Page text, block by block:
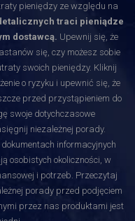
pieniędzy ze względu na
traci pieniądze
dostawcą. Upewnij się, że
się, czy możesz sobie
swoich pieniędzy. Kliknij
o ryzyku i upewnić się, że
przed przystąpieniem do
swoje dotychczasowe
niezależnej porady.
informacyjnych
osobistych okoliczności, w
i potrzeb. Przeczytaj
porady przed podjęciem
przez nas produktami jest